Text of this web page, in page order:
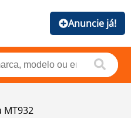
Anuncie já!
MT932